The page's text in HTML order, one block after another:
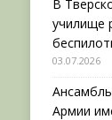
В
училище
03.07.2026
Армии